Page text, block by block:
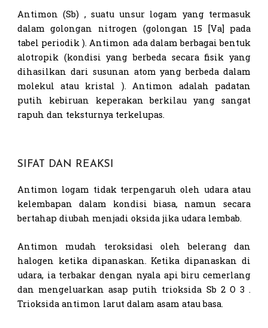
Antimon (Sb) , suatu unsur logam yang termasuk
dalam golongan nitrogen (golongan 15 [Va] pada
tabel periodik ). Antimon ada dalam berbagai bentuk
alotropik (kondisi yang berbeda secara fisik yang
dihasilkan dari susunan atom yang berbeda dalam
molekul atau kristal ). Antimon adalah padatan
putih kebiruan keperakan berkilau yang sangat
rapuh dan teksturnya terkelupas.
SIFAT DAN REAKSI
Antimon logam tidak terpengaruh oleh udara atau
kelembapan dalam kondisi biasa, namun secara
bertahap diubah menjadi oksida jika udara lembab.
Antimon mudah teroksidasi oleh belerang dan
halogen ketika dipanaskan. Ketika dipanaskan di
udara, ia terbakar dengan nyala api biru cemerlang
dan mengeluarkan asap putih trioksida Sb 2 O 3 .
Trioksida antimon larut dalam asam atau basa.